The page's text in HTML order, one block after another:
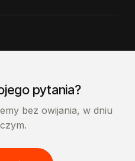
pytania?
bez owijania, w dniu